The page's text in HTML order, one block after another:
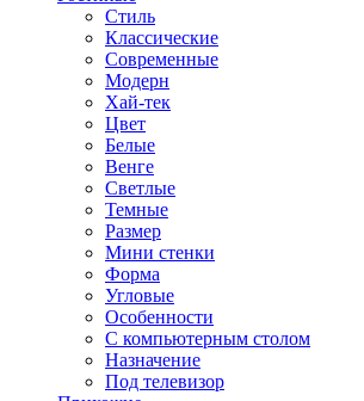
Стиль
Классические
Современные
Модерн
Хай-тек
Цвет
Белые
Венге
Светлые
Темные
Размер
Мини стенки
Форма
Угловые
Особенности
С компьютерным столом
Назначение
Под телевизор